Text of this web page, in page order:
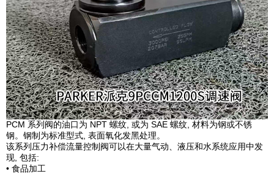
PCM 系列阀的油口为 NPT 螺纹, 或为 SAE 螺纹, 材料为钢或不锈
钢。钢制为标准型式, 表面氧化发黑处理。
该系列压力补偿流量控制阀可以在大量气动、液压和水系统应用中发
现, 包括:
• 食品加工